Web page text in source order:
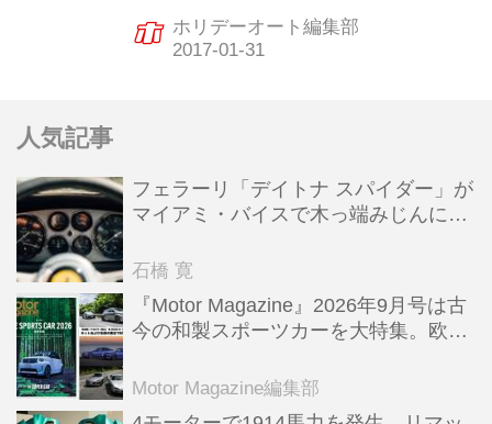
ん、アジアでも最大級のキャンピング
カーの展示イベントです。 国産メーカ
あまり目にすることができない国内外
のキャンピングカーも多数され、その
です！ さらに、レンタルキャンピング
カーの試乗会（公式サイトで予約が必
要）や保護犬の譲渡会なども開催され
1000円（前売り券は80...
ホリデーオート編集部
人気記事
フェラーリ「デイトナ スパイダー」が
マイアミ・バイスで木っ端みじんにな
石橋 寛
『Motor Magazine』2026年9月号は古
今の和製スポーツカーを大特集。欧州
Motor Magazine編集部